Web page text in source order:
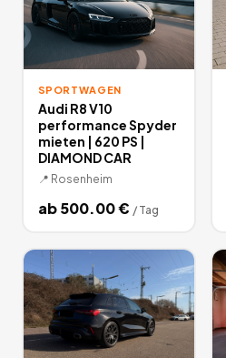
SPORTWAGEN
Audi R8 V10
performance Spyder
mieten | 620 PS |
DIAMOND CAR
📍 Rosenheim
ab500.00€ / Tag